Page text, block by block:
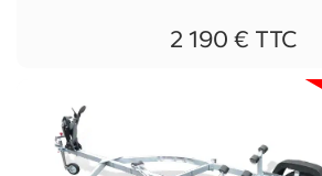
2 190 € TTC